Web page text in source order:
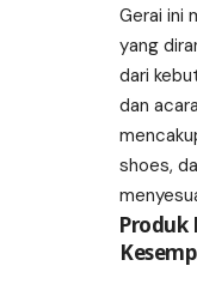
Gerai ini
yang
dari
dan
shoes,
Produk